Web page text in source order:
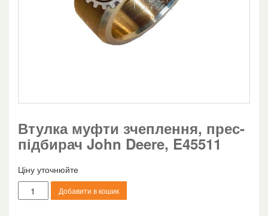
Втулка муфти зчеплення, прес-
підбирач John Deere, E45511
Ціну уточнюйте
Втулка
муфти
Добавити в кошик